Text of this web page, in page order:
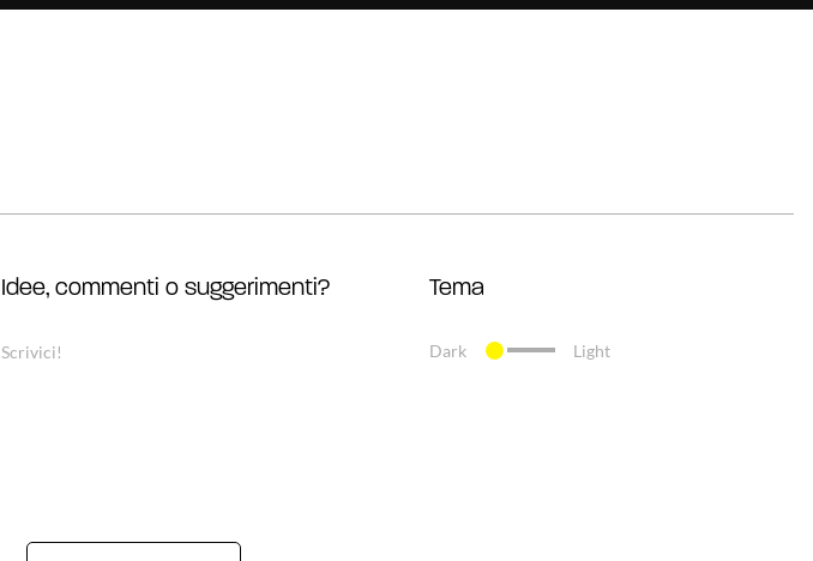
Idee, commenti o suggerimenti?
Scrivici!
Tema
Dark Light